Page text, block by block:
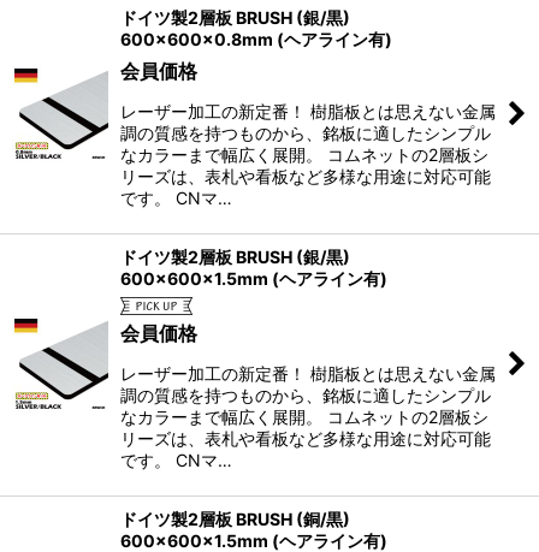
ドイツ製2層板 BRUSH (銀/黒)
600×600×0.8mm (ヘアライン有)
会員価格
レーザー加工の新定番！ 樹脂板とは思えない金属
調の質感を持つものから、銘板に適したシンプル
なカラーまで幅広く展開。 コムネットの2層板シ
リーズは、表札や看板など多様な用途に対応可能
です。 CNマ…
ドイツ製2層板 BRUSH (銀/黒)
600×600×1.5mm (ヘアライン有)
会員価格
レーザー加工の新定番！ 樹脂板とは思えない金属
調の質感を持つものから、銘板に適したシンプル
なカラーまで幅広く展開。 コムネットの2層板シ
リーズは、表札や看板など多様な用途に対応可能
です。 CNマ…
ドイツ製2層板 BRUSH (銅/黒)
600×600×1.5mm (ヘアライン有)